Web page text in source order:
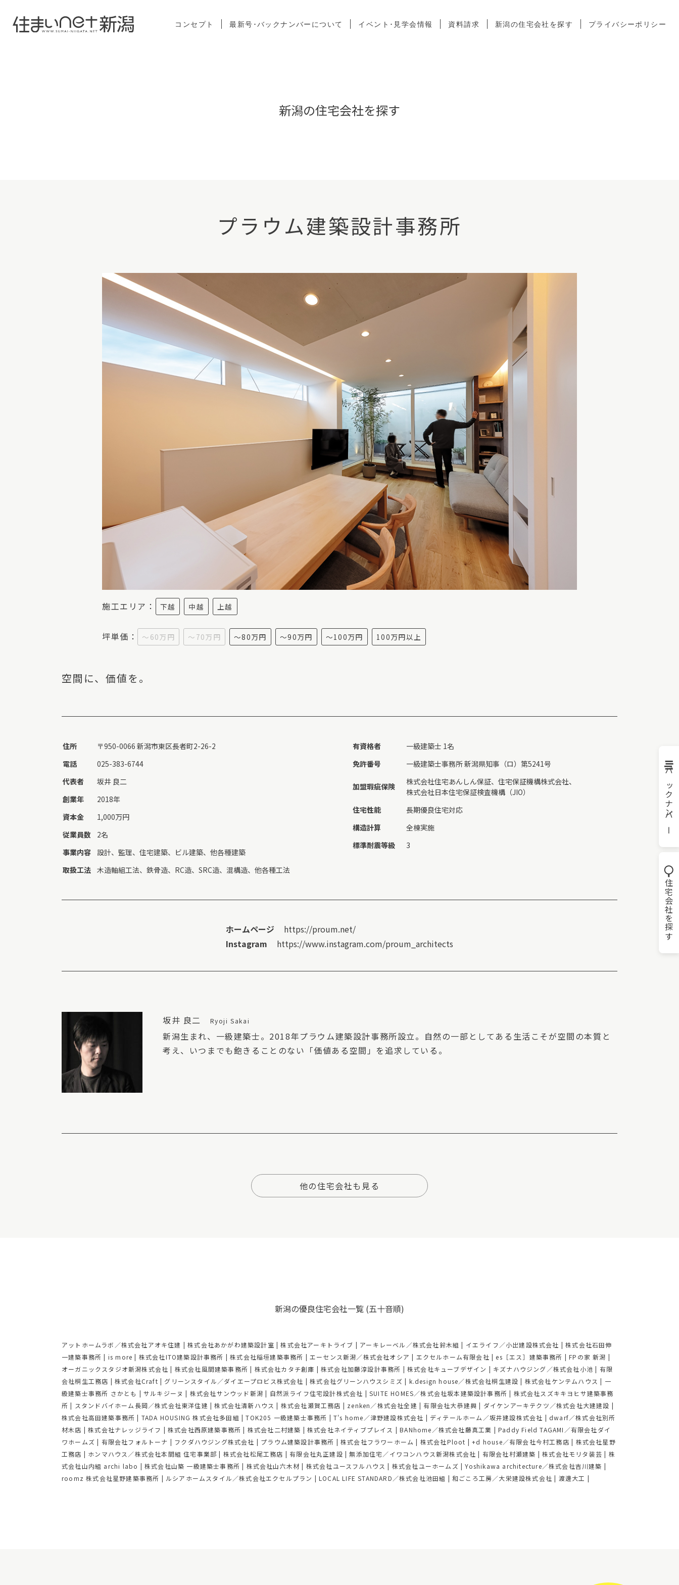
コンセプト 最新号･バックナンバーについて イベント･見学会情報 資料請求 新潟の住宅会社を探す プライバシーポリシー
新潟の住宅会社を探す
プラウム建築設計事務所
施工エリア： 下越 中越 上越
坪単価： ～60万円 ～70万円 ～80万円 ～90万円 ～100万円 100万円以上
空間に、価値を。
住所
〒950-0066 新潟市東区長者町2-26-2
電話
025-383-6744
代表者
坂井 良二
創業年
2018年
資本金
1,000万円
従業員数
2名
事業内容
設計、監理、住宅建築、ビル建築、他各種建築
取扱工法 木造軸組工法、鉄骨造、RC造、SRC造、混構造、他各種工法
有資格者
一級建築士 1名
免許番号
一級建築士事務所 新潟県知事（ロ）第5241号
加盟瑕疵保険
株式会社住宅あんしん保証、住宅保証機構株式会社、
株式会社日本住宅保証検査機構（JIO）
住宅性能
長期優良住宅対応
構造計算
全棟実施
標準耐震等級
3
ホームページ
https://proum.net/
Instagram
https://www.instagram.com/proum_architects
坂井 良二 Ryoji Sakai
新潟生まれ、一級建築士。2018年プラウム建築設計事務所設立。自然の一部としてある生活こそが空間の本質と
考え、いつまでも飽きることのない「価値ある空間」を追求している。
他の住宅会社も見る
新潟の優良住宅会社一覧 (五十音順)
アットホームラボ／株式会社アオキ住建 |株式会社あかがわ建築設計室 |株式会社アーキトライブ | アーキレーベル／株式会社鈴木組 | イエライフ／小出建設株式会社 |株式会社石田伸
一建築事務所 | is more | 株式会社ITO建築設計事務所 |株式会社稲垣建築事務所 |エーセンス新潟／株式会社オシア | エクセルホーム有限会社 | es［エス］建築事務所 |FPの家 新潟 |
オーガニックスタジオ新潟株式会社 | 株式会社風間建築事務所 | 株式会社カタチ創庫 |株式会社加藤淳設計事務所 |株式会社キューブデザイン | キズナハウジング／株式会社小池 | 有限
会社桐生工務店 |株式会社Craft | グリーンスタイル／ダイエープロビス株式会社 |株式会社グリーンハウスシミズ | k.design house／株式会社桐生建設 | 株式会社ケンテムハウス | 一
級建築士事務所 さかとも |サルキジーヌ | 株式会社サンウッド新潟 | 自然派ライフ住宅設計株式会社 |SUITE HOMES／株式会社坂本建築設計事務所 | 株式会社スズキキヨヒサ建築事務
所 | スタンドバイホーム長岡／株式会社東洋住建 |株式会社清新ハウス | 株式会社瀬賀工務店 | zenken／株式会社全建 | 有限会社大恭建興 | ダイケンアーキテクツ／株式会社大建建設 |
株式会社高田建築事務所 | TADA HOUSING 株式会社多田組 |TOK205 一級建築士事務所 |T's home／津野建設株式会社 | ディテールホーム／坂井建設株式会社 | dwarf／株式会社別所
材木店 |株式会社ナレッジライフ |株式会社西原建築事務所 | 株式会社二村建築 |株式会社ネイティブプレイス |BANhome／株式会社藤真工業 |Paddy Field TAGAMI／有限会社ダイ
ワホームズ | 有限会社フォルトーナ | フクダハウジング株式会社 | プラウム建築設計事務所 |株式会社フラワーホーム | 株式会社Ploot |+d house／有限会社今村工務店 | 株式会社星野
工務店 | ホンマハウス／株式会社本間組 住宅事業部 | 株式会社松尾工務店 | 有限会社丸正建設 |無添加住宅／イワコンハウス新潟株式会社 | 有限会社村瀬建築 |株式会社モリタ装芸 | 株
式会社山内組 archi labo |株式会社山築 一級建築士事務所 | 株式会社山六木材 | 株式会社ユースフルハウス | 株式会社ユーホームズ |Yoshikawa architecture／株式会社吉川建築 |
roomz 株式会社星野建築事務所 | ルシアホームスタイル／株式会社エクセルプラン |LOCAL LIFE STANDARD／株式会社池田組 |和ごころ工房／大栄建設株式会社 | 渡邊大工 |
バックナンバー
住宅会社を探す